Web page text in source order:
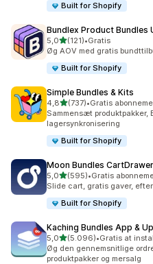
Built for Shopify
Bundlex Product Bundles
5,0ud af 5 stjerner
(121)
121 anmeldelser i alt
•Gratis
Øg AOV med gratis
Built for Shopify
Simple Bundles & Kits
4,8ud af 5 stjerner
(737)
737 anmeldelser i alt
•Gratis
Sammensæt produktpakker,
lagersynkronisering
Built for Shopify
Moon Bundles
5,0ud af 5 stjerner
(595)
595 anmeldelser i alt
•Gratis
Slide cart, gratis gaver,
Built for Shopify
Kaching Bundles App &
5,0ud af 5 stjerner
(5.096)
5096 anmeldelser i alt
•Gratis at
Øg den gennemsnitlige
produktpakker og mersalg